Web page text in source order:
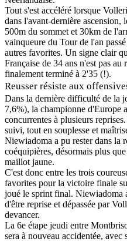
Tout s'est accéléré lorsque
dans l'avant-dernière
500m du sommet et 30km de
vainqueure du Tour de l'an
autres favorites. Un signe clair
Française de 34 ans n'est pas
finalement terminé à 2'35 (!).
Reusser résiste aux
Dans la dernière difficulté de la
7,6%), la championne d'Europe
concurrentes à plusieurs
suivi, tout en souplesse et
Niewiadoma a pu rester dans la
coéquipières, désormais plus
maillot jaune.
C'est donc entre les trois
favorites pour la victoire finale
joué le sprint final. Niewiadoma
d'être reprise et dépassée par
devancer.
La 6e étape jeudi entre
sera à nouveau accidentée,